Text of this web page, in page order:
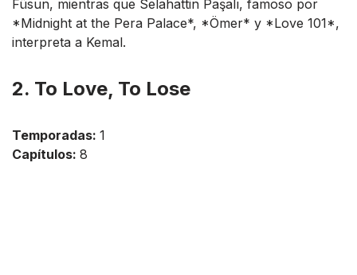
Füsun, mientras que Selahattin Paşalı, famoso por
*Midnight at the Pera Palace*, *Ömer* y *Love 101*,
interpreta a Kemal.
2. To Love, To Lose
Temporadas: 1
Capítulos: 8